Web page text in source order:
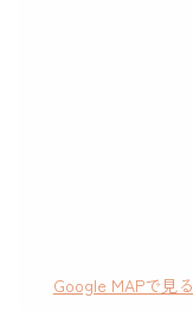
Google MAPで見る